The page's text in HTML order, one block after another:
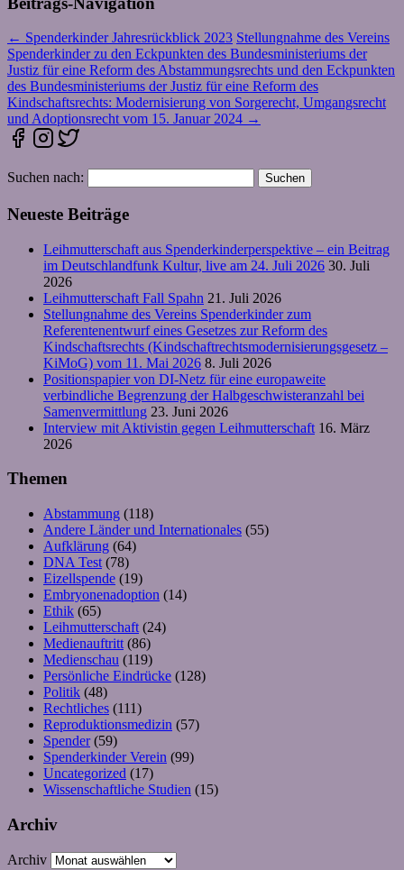
← Spenderkinder Jahresrückblick 2023 Stellungnahme des Vereins
Spenderkinder zu den Eckpunkten des Bundesministeriums der
Justiz für eine Reform des Abstammungsrechts und den Eckpunkten
des Bundesministeriums der Justiz für eine Reform des
Kindschaftsrechts: Modernisierung von Sorgerecht, Umgangsrecht
und Adoptionsrecht vom 15. Januar 2024 →
Suchen nach:
Neueste Beiträge
Leihmutterschaft aus Spenderkinderperspektive – ein Beitrag
im Deutschlandfunk Kultur, live am 24. Juli 2026 30. Juli
2026
Leihmutterschaft Fall Spahn 21. Juli 2026
Stellungnahme des Vereins Spenderkinder zum
Referentenentwurf eines Gesetzes zur Reform des
Kindschaftsrechts (Kindschaftrechtsmodernisierungsgesetz –
KiMoG) vom 11. Mai 2026 8. Juli 2026
Positionspapier von DI-Netz für eine europaweite
verbindliche Begrenzung der Halbgeschwisteranzahl bei
Samenvermittlung 23. Juni 2026
Interview mit Aktivistin gegen Leihmutterschaft 16. März
2026
Themen
Abstammung (118)
Andere Länder und Internationales (55)
Aufklärung (64)
DNA Test (78)
Eizellspende (19)
Embryonenadoption (14)
Ethik (65)
Leihmutterschaft (24)
Medienauftritt (86)
Medienschau (119)
Persönliche Eindrücke (128)
Politik (48)
Rechtliches (111)
Reproduktionsmedizin (57)
Spender(59)
Spenderkinder Verein (99)
Uncategorized (17)
Wissenschaftliche Studien (15)
Archiv
Archiv